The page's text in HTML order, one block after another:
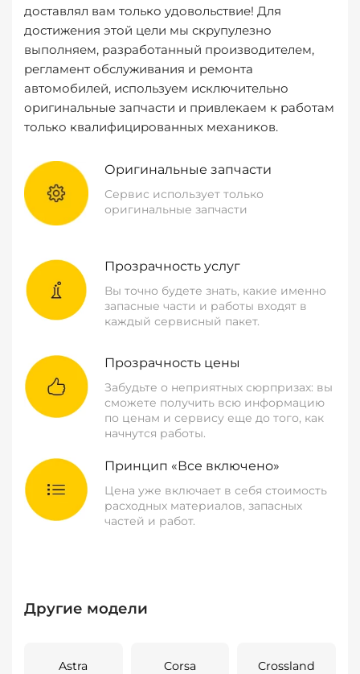
доставлял вам только удовольствие! Для
достижения этой цели мы скрупулезно
выполняем, разработанный производителем,
регламент обслуживания и ремонта
автомобилей, используем исключительно
оригинальные запчасти и привлекаем к работам
только квалифицированных механиков.
Оригинальные запчасти
Сервис использует только
оригинальные запчасти
Прозрачность услуг
Вы точно будете знать, какие именно
запасные части и работы входят в
каждый сервисный пакет.
Прозрачность цены
Забудьте о неприятных сюрпризах: вы
сможете получить всю информацию
по ценам и сервису еще до того, как
начнутся работы.
Принцип «Все включено»
Цена уже включает в себя стоимость
расходных материалов, запасных
частей и работ.
Другие модели
Astra Corsa Crossland